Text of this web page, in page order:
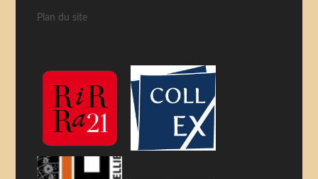
Plan du site